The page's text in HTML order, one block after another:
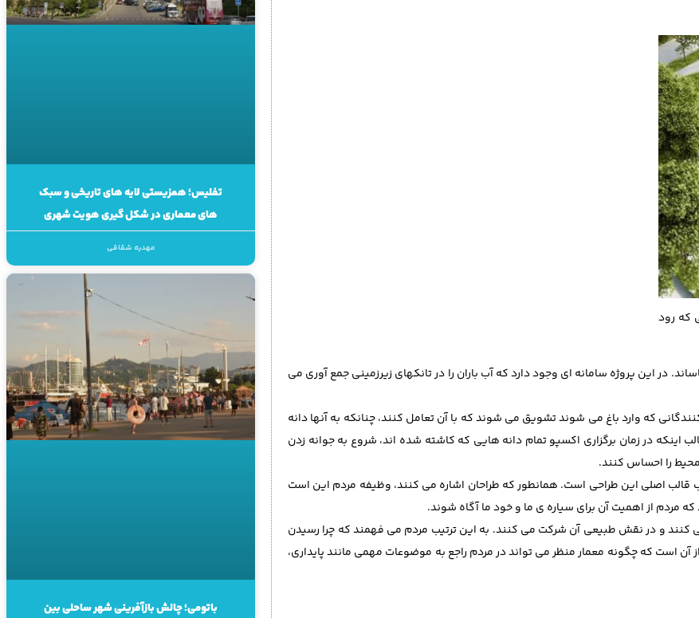
که رود
در این پروژه سامانه ای وجود دارد که آب باران را در تانکهای زیرزمینی جمع آوری می
که وارد باغ می شوند تشویق می شوند که با آن تعامل کنند، چنانکه به آنها دانه
در زمان برگزاری اکسپو تمام دانه هایی که کاشته شده اند، شروع به جوانه زدن
محیط را احساس کنند.
قالب اصلی این طراحی است. همانطور که طراحان اشاره می کنند، وظیفه مردم این است
مردم از اهمیت آن برای سیاره ی ما و خود ما آگاه شوند.
کنند و در نقش طبیعی آن شرکت می کنند. به این ترتیب مردم می فهمند که چرا رسیدن
است که چگونه معمار منظر می تواند در مردم راجع به موضوعات مهمی مانند پایداری،
تفلیس؛ همزیستی لایه های تاریخی و سبک
های معماری در شکل گیری هویت شهری
مهدیه شقاقی
باتومی؛ چالش بازآفرینی شهر ساحلی بین